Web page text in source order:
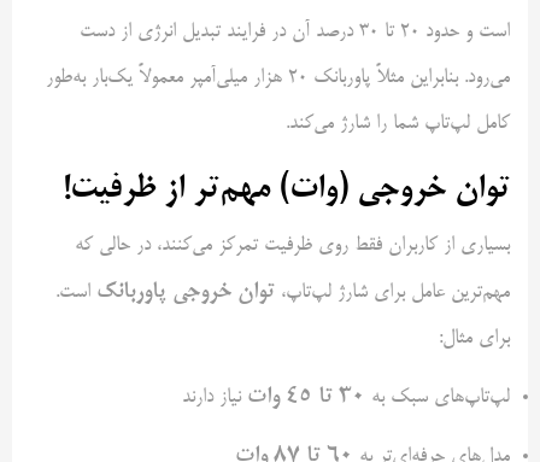
است و حدود ۲۰ تا ۳۰ درصد آن در فرایند تبدیل انرژی از دست
می‌رود. بنابراین مثلاً پاوربانک ۲۰ هزار میلی‌آمپر معمولاً یک‌بار به‌طور
کامل لپ‌تاپ شما را شارژ می‌کند.
توان خروجی (وات) مهم‌تر از ظرفیت!
بسیاری از کاربران فقط روی ظرفیت تمرکز می‌کنند، در حالی که
مهم‌ترین عامل برای شارژ لپ‌تاپ، توان خروجی پاوربانک است.
برای مثال:
لپ‌تاپ‌های سبک به ۳۰ تا ۴۵ وات نیاز دارند
مدل‌های حرفه‌ای‌تر به ۶۰ تا ۸۷ وات